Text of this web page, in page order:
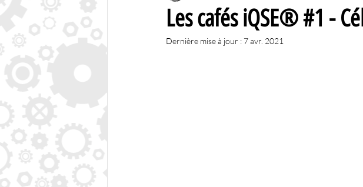
Formation Animation Temps partagé
Les cafés iQSE® #1 -
Dernière mise à jour : 7 avr. 2021